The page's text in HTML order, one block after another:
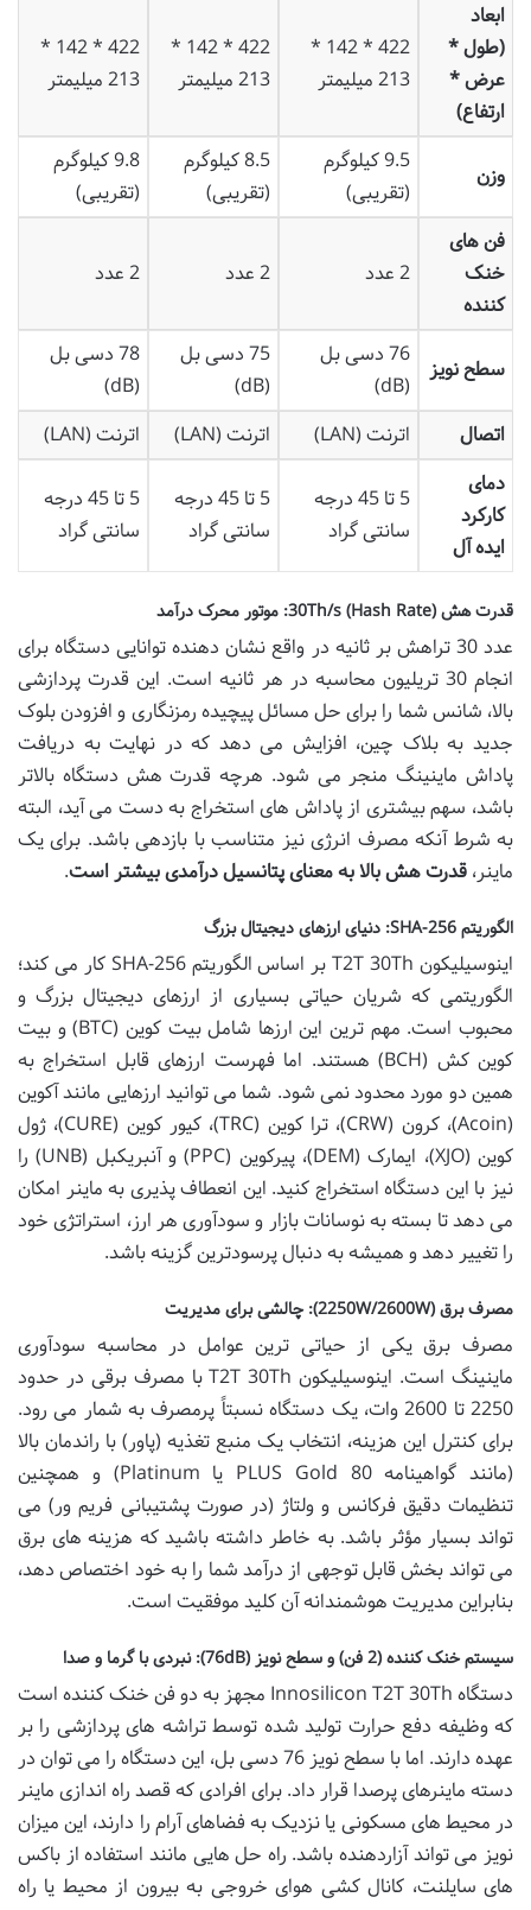
ابعاد
(طول *
عرض *
ارتفاع)
422 * 142 *
213 میلیمتر
422 * 142 *
213 میلیمتر
422 * 142 *
213 میلیمتر
وزن
9.5 کیلوگرم
(تقریبی)
8.5 کیلوگرم
(تقریبی)
9.8 کیلوگرم
(تقریبی)
فن های
خنک
کننده
2 عدد 2 عدد 2 عدد
سطح نویز
76 دسی بل
(dB)
75 دسی بل
(dB)
78 دسی بل
(dB)
اتصال
اترنت (LAN) اترنت (LAN)
اترنت (LAN)
دمای
کارکرد
ایده آل
5 تا 45 درجه
سانتی گراد
5 تا 45 درجه
سانتی گراد
5 تا 45 درجه
سانتی گراد
قدرت هش (Hash Rate) 30Th/s: موتور محرک درآمد
عدد 30 تراهش بر ثانیه در واقع نشان دهنده توانایی دستگاه برای
انجام 30 تریلیون محاسبه در هر ثانیه است. این قدرت پردازشی
بالا، شانس شما را برای حل مسائل پیچیده رمزنگاری و افزودن بلوک
جدید به بلاک چین، افزایش می دهد که در نهایت به دریافت
پاداش ماینینگ منجر می شود. هرچه قدرت هش دستگاه بالاتر
باشد، سهم بیشتری از پاداش های استخراج به دست می آید، البته
به شرط آنکه مصرف انرژی نیز متناسب با بازدهی باشد. برای یک
ماینر، قدرت هش بالا به معنای پتانسیل درآمدی بیشتر است.
الگوریتم SHA-256: دنیای ارزهای دیجیتال بزرگ
اینوسیلیکون T2T 30Th بر اساس الگوریتم SHA-256 کار می کند؛
الگوریتمی که شریان حیاتی بسیاری از ارزهای دیجیتال بزرگ و
محبوب است. مهم ترین این ارزها شامل بیت کوین (BTC) و بیت
کوین کش (BCH) هستند. اما فهرست ارزهای قابل استخراج به
همین دو مورد محدود نمی شود. شما می توانید ارزهایی مانند آکوین
(Acoin)، کرون (CRW)، ترا کوین (TRC)، کیور کوین (CURE)، ژول
کوین (XJO)، ایمارک (DEM)، پیرکوین (PPC) و آنبریکبل (UNB) را
نیز با این دستگاه استخراج کنید. این انعطاف پذیری به ماینر امکان
می دهد تا بسته به نوسانات بازار و سودآوری هر ارز، استراتژی خود
را تغییر دهد و همیشه به دنبال پرسودترین گزینه باشد.
مصرف برق (2250W/2600W): چالشی برای مدیریت
مصرف برق یکی از حیاتی ترین عوامل در محاسبه سودآوری
ماینینگ است. اینوسیلیکون T2T 30Th با مصرف برقی در حدود
2250 تا 2600 وات، یک دستگاه نسبتاً پرمصرف به شمار می رود.
برای کنترل این هزینه، انتخاب یک منبع تغذیه (پاور) با راندمان بالا
(مانند گواهینامه 80 PLUS Gold یا Platinum) و همچنین
تنظیمات دقیق فرکانس و ولتاژ (در صورت پشتیبانی فریم ور) می
تواند بسیار مؤثر باشد. به خاطر داشته باشید که هزینه های برق
می تواند بخش قابل توجهی از درآمد شما را به خود اختصاص دهد،
بنابراین مدیریت هوشمندانه آن کلید موفقیت است.
سیستم خنک کننده (2 فن) و سطح نویز (76dB): نبردی با گرما و صدا
دستگاه Innosilicon T2T 30Th مجهز به دو فن خنک کننده است
که وظیفه دفع حرارت تولید شده توسط تراشه های پردازشی را بر
عهده دارند. اما با سطح نویز 76 دسی بل، این دستگاه را می توان در
دسته ماینرهای پرصدا قرار داد. برای افرادی که قصد راه اندازی ماینر
در محیط های مسکونی یا نزدیک به فضاهای آرام را دارند، این میزان
نویز می تواند آزاردهنده باشد. راه حل هایی مانند استفاده از باکس
های سایلنت، کانال کشی هوای خروجی به بیرون از محیط یا راه